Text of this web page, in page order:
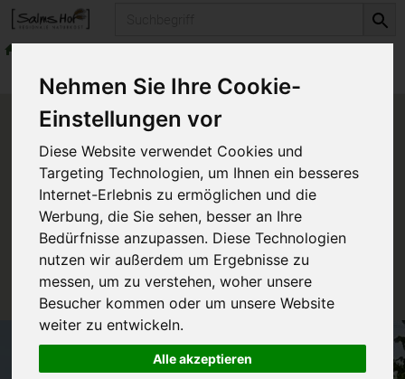
Nehmen Sie Ihre Cookie-
Einstellungen vor
Diese Website verwendet Cookies und
Targeting Technologien, um Ihnen ein besseres
Internet-Erlebnis zu ermöglichen und die
Werbung, die Sie sehen, besser an Ihre
Bedürfnisse anzupassen. Diese Technologien
nutzen wir außerdem um Ergebnisse zu
messen, um zu verstehen, woher unsere
Besucher kommen oder um unsere Website
weiter zu entwickeln.
Alle akzeptieren
Produkte erlesene Weine Rotweine
Produkt "La Croix Simon
Bordeaux Rouge AOC 2009"
nicht verfügbar.
Das von Ihnen gesuchte Produkt ist leider zur Zeit
nicht verfügbar.